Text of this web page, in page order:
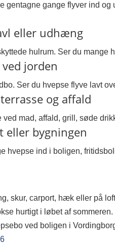
gentagne gange flyver ind
eller udhæng
hulrum. Ser du
jorden
Ser du hvepse flyve lavt
og affald
mad, affald, grill, søde
eller bygningen
hvepse ind i boligen,
skur, carport, hæk eller på
hurtigt i løbet af
ved boligen i